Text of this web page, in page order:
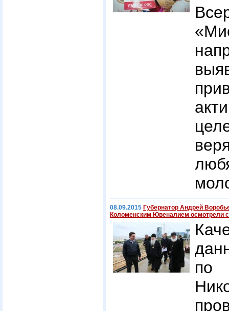
08.09.2015 Губернатор Андрей
Коломенским Ювеналием осмотрели
по